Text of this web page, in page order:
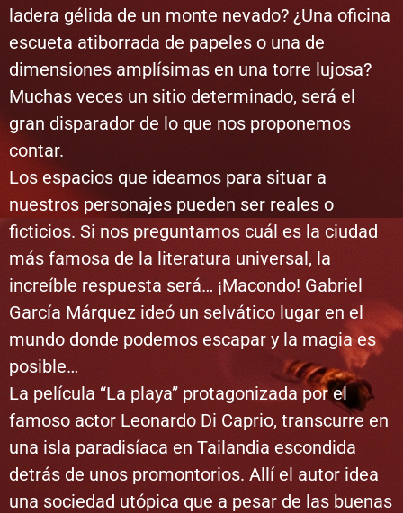
ladera gélida de un monte nevado? ¿Una oficina
escueta atiborrada de papeles o una de
dimensiones amplísimas en una torre lujosa?
Muchas veces un sitio determinado, será el
gran disparador de lo que nos proponemos
contar.
Los espacios que ideamos para situar a
nuestros personajes pueden ser reales o
ficticios. Si nos preguntamos cuál es la ciudad
más famosa de la literatura universal, la
increíble respuesta será… ¡Macondo! Gabriel
García Márquez ideó un selvático lugar en el
mundo donde podemos escapar y la magia es
posible…
La película “La playa” protagonizada por el
famoso actor Leonardo Di Caprio, transcurre en
una isla paradisíaca en Tailandia escondida
detrás de unos promontorios. Allí el autor idea
una sociedad utópica que a pesar de las buenas